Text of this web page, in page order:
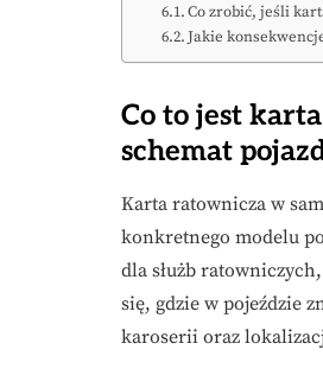
Co zrobić, jeśli
Jakie
Co to jest
schemat
Karta ratownicza w
konkretnego modelu
dla służb
się, gdzie w pojeździe
karoserii oraz